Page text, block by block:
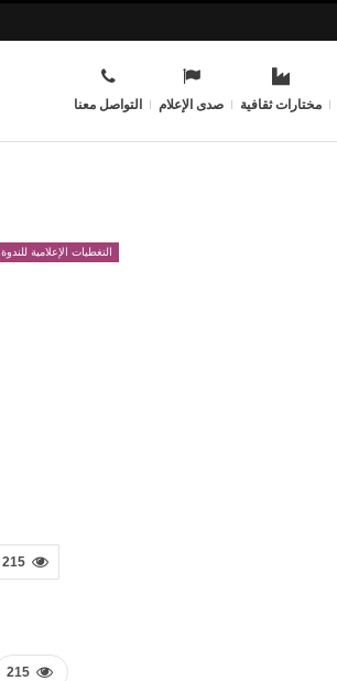
مختارات ثقافية صدى الإعلام التواصل معنا
التغطيات الإعلامية للندوة
215
215